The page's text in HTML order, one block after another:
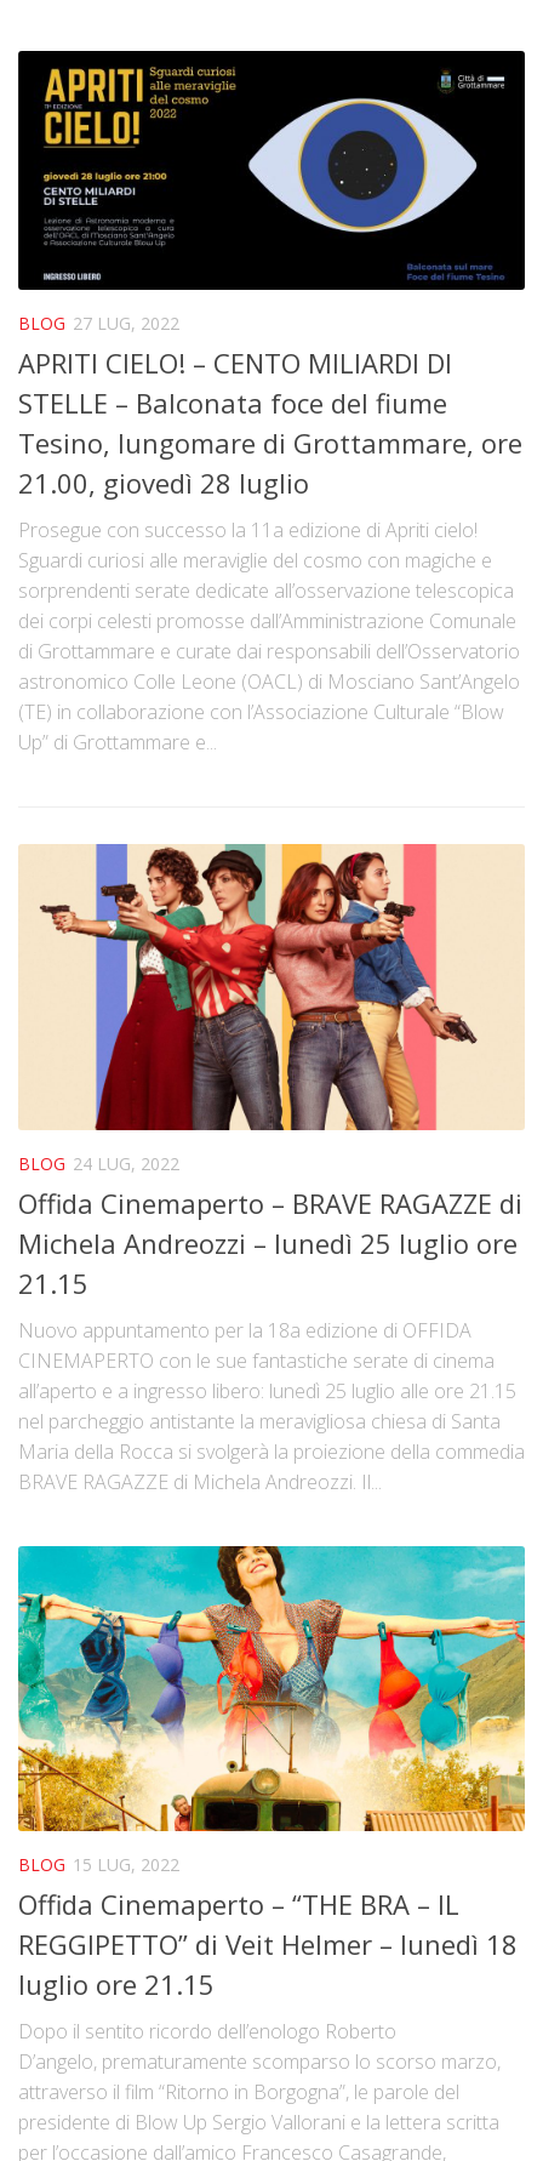
BLOG 27 LUG, 2022
APRITI CIELO! – CENTO MILIARDI DI
STELLE – Balconata foce del fiume
Tesino, lungomare di Grottammare, ore
21.00, giovedì 28 luglio
Prosegue con successo la 11a edizione di Apriti cielo!
Sguardi curiosi alle meraviglie del cosmo con magiche e
sorprendenti serate dedicate all’osservazione telescopica
dei corpi celesti promosse dall’Amministrazione Comunale
di Grottammare e curate dai responsabili dell’Osservatorio
astronomico Colle Leone (OACL) di Mosciano Sant’Angelo
(TE) in collaborazione con l’Associazione Culturale “Blow
Up” di Grottammare e...
BLOG 24 LUG, 2022
Offida Cinemaperto – BRAVE RAGAZZE di
Michela Andreozzi – lunedì 25 luglio ore
21.15
Nuovo appuntamento per la 18a edizione di OFFIDA
CINEMAPERTO con le sue fantastiche serate di cinema
all’aperto e a ingresso libero: lunedì 25 luglio alle ore 21.15
nel parcheggio antistante la meravigliosa chiesa di Santa
Maria della Rocca si svolgerà la proiezione della commedia
BRAVE RAGAZZE di Michela Andreozzi. Il...
BLOG 15 LUG, 2022
Offida Cinemaperto – “THE BRA – IL
REGGIPETTO” di Veit Helmer – lunedì 18
luglio ore 21.15
Dopo il sentito ricordo dell’enologo Roberto
D’angelo, prematuramente scomparso lo scorso marzo,
attraverso il film “Ritorno in Borgogna”, le parole del
presidente di Blow Up Sergio Vallorani e la lettera scritta
per l’occasione dall’amico Francesco Casagrande,